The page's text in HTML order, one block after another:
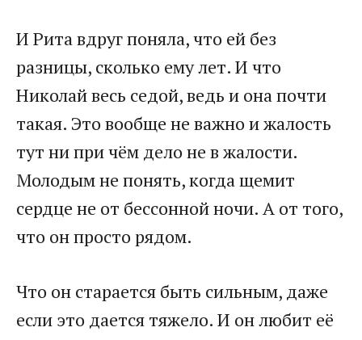
И Рита вдруг поняла, что ей без
разницы, сколько ему лет. И что
Николай весь седой, ведь и она почти
такая. Это вообще не важно и жалость
тут ни при чём дело не в жалости.
Молодым не понять, когда щемит
сердце не от бессонной ночи. А от того,
что он просто рядом.
Что он старается быть сильным, даже
если это дается тяжело. И он любит её